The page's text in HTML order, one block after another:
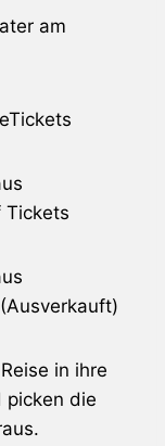
am
Tickets
in ihre
picken die